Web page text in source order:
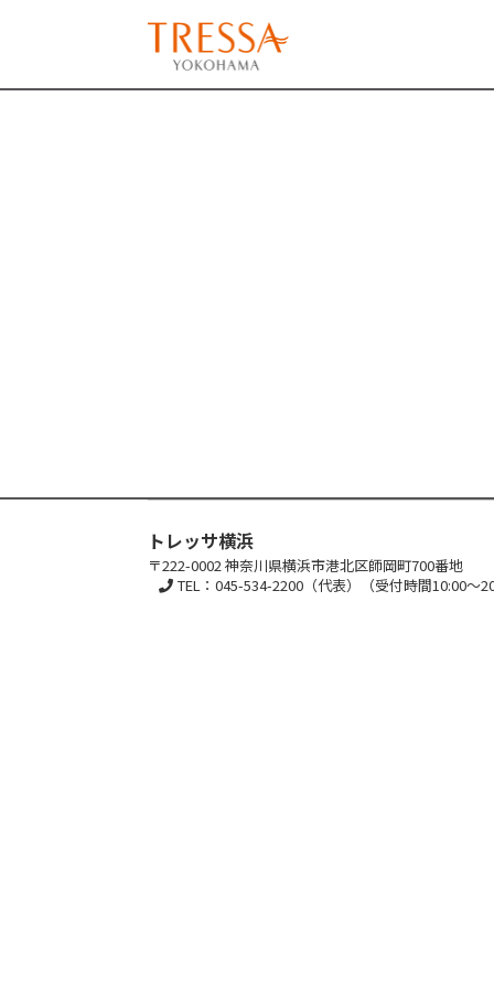
トレッサ横浜
〒222-0002 神奈川県横浜市港北区師岡町700番地
TEL：045-534-2200（代表）（受付時間10:00～